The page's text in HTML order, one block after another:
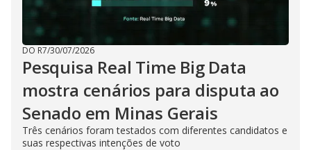
DO R7/30/07/2026
Pesquisa Real Time Big Data
mostra cenários para disputa ao
Senado em Minas Gerais
Três cenários foram testados com diferentes candidatos e
suas respectivas intenções de voto